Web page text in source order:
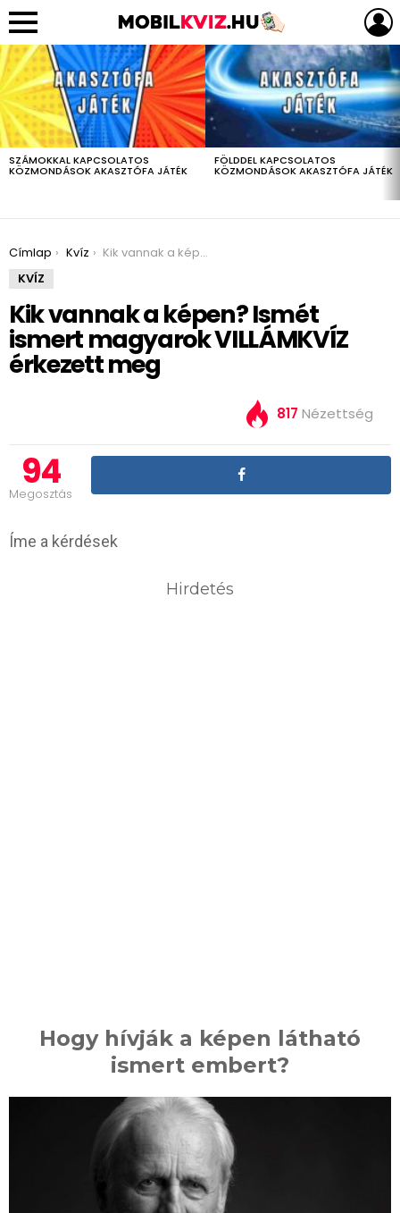
LEGUTÓBBIAK
SZÁMOKKAL KAPCSOLATOS
KÖZMONDÁSOK AKASZTÓFA JÁTÉK
FÖLDDEL KAPCSOLATOS
KÖZMONDÁSOK AKASZTÓFA JÁTÉK
You are here:
Címlap Kvíz
Kik vannak a képen? Ismét ismert magyarok VILLÁMKVÍZ érkezett meg
KVÍZ
Kik vannak a képen? Ismét
ismert magyarok VILLÁMKVÍZ
érkezett meg
817 Nézettség
94
Megosztás
Íme a kérdések
Hirdetés
Hogy hívják a képen látható
ismert embert?